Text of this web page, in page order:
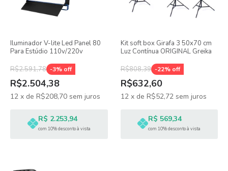
Iluminador V-lite Led Panel 80
Para Estúdio 110v/220v
R$2.591,78 -3% off
R$2.504,38
12 x de R$208,70 sem juros
R$ 2.253,94
com 10% desconto à vista
Kit soft box Girafa 3 50x70 cm
Luz Contínua ORIGINAL Greika
R$808,39 -22% off
R$632,60
12 x de R$52,72 sem juros
R$ 569,34
com 10% desconto à vista